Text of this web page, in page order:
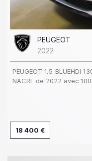
PEUGEOT
2022
PEUGEOT 1.5 BLUEHDI
NACRE de 2022 avec
18 400 €